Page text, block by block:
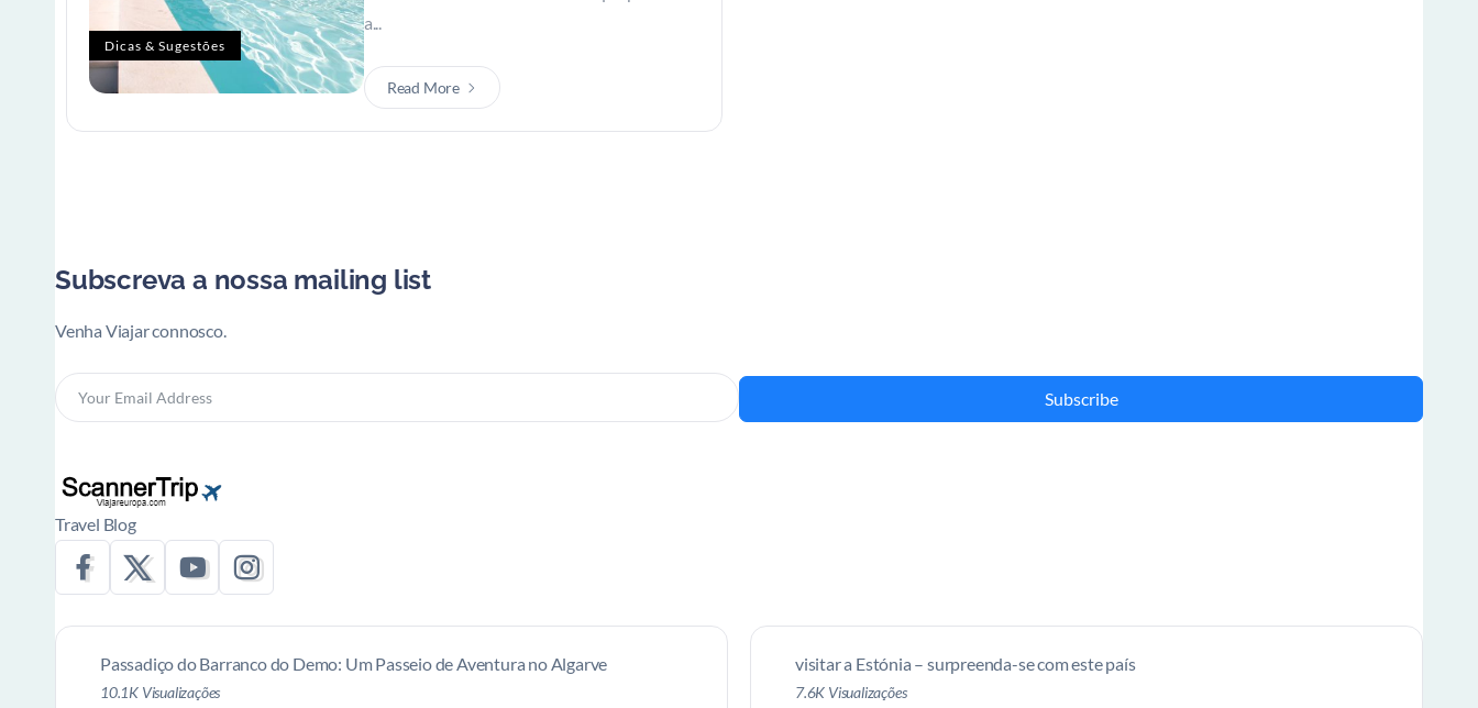
Dicas & Sugestões
a...
Read More
Subscreva a nossa mailing list
Venha Viajar connosco.
Subscribe
Travel Blog
Passadiço do Barranco do Demo: Um Passeio de Aventura no Algarve
10.1K Visualizações
visitar a Estónia – surpreenda-se com este país
7.6K Visualizações